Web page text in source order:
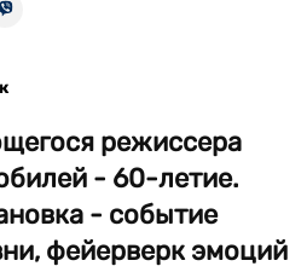
режиссера
- 60-летие.
- событие
фейерверк эмоций